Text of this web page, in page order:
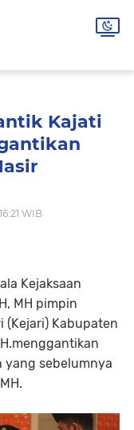
Kajati
WIB
Kejaksaan
MH pimpin
(Kejari) Kabupaten
yang sebelumnya